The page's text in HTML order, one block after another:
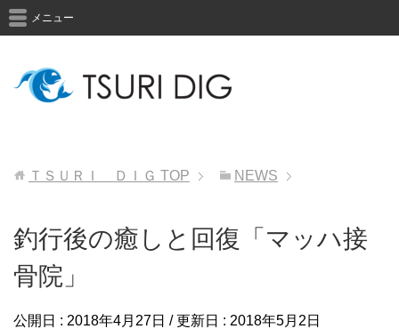
メニュー
ＴＳＵＲＩ ＤＩＧ TOP NEWS
釣行後の癒しと回復「マッハ接
骨院」
公開日 : 2018年4月27日 / 更新日 : 2018年5月2日